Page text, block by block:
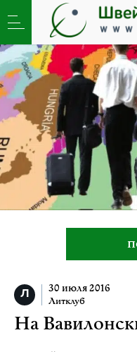
Литклуб»На
30 июля 2016
Литклуб
На